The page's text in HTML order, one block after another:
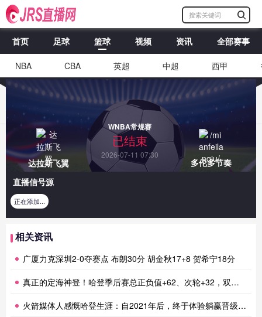
首页 足球 篮球 视频 资讯 全部赛事
NBA CBA 英超 中超 西甲
达拉斯飞翼
WNBA常规赛
已结束
2026-07-11 07:30
多伦多节奏
直播信号源
正在添加...
相关资讯
广厦力克深圳2-0夺赛点 布朗30分 胡金秋17+8 贺希宁18分
真正的定海神登！哈登季后赛总正负值+62、次轮+32，双数据领跑骑士全队
火箭媒体人感慨哈登生涯：自2021年后，终于体验躺赢晋级滋味